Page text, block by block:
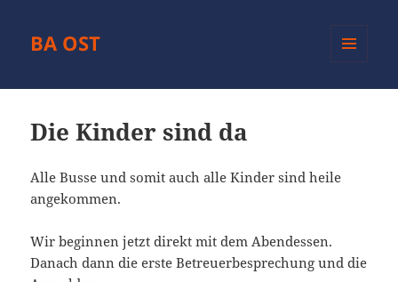
BA OST
Die Kinder sind da
Alle Busse und somit auch alle Kinder sind heile
angekommen.
Wir beginnen jetzt direkt mit dem Abendessen.
Danach dann die erste Betreuerbesprechung und die